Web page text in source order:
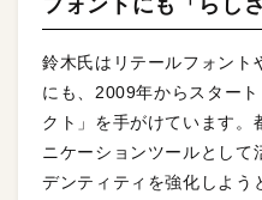
鈴木氏はリテールフォント
にも、2009年からスター
クト」を手がけています。
ニケーションツールとして
デンティティを強化しよう